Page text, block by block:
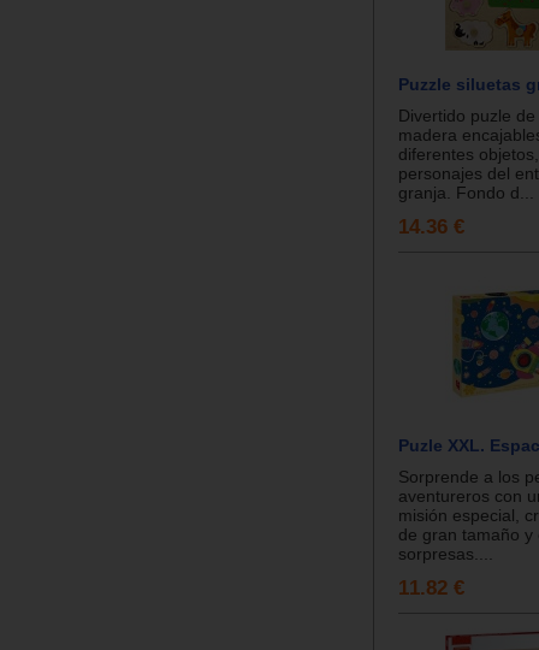
Puzzle siluetas
Divertido puzle
madera
diferentes
personajes del
granja. Fondo d...
14.36 €
Puzle XXL.
Sorprende a los
aventureros con
misión especial,
de gran tamaño y
sorpresas....
11.82 €